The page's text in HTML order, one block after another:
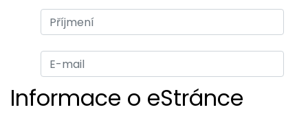
Informace o eStránce